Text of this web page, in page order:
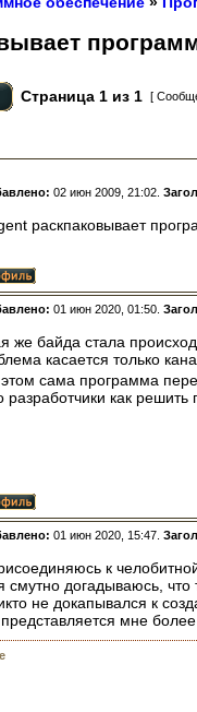
Страница 1 из 1 [
02 июн 2009, 21:02.
раскпаковывает
01 июн 2020, 01:50.
же байда стала
касается только
сама программа
разработчики как решить
01 июн 2020, 15:47.
к
смутно догадываюсь,
не докапывался к
мне